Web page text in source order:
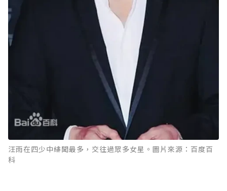
汪雨在四少中緋聞最多，交往過眾多女星。圖片來源：百度百
科